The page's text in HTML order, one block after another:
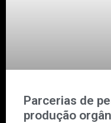
Parcerias de
produção